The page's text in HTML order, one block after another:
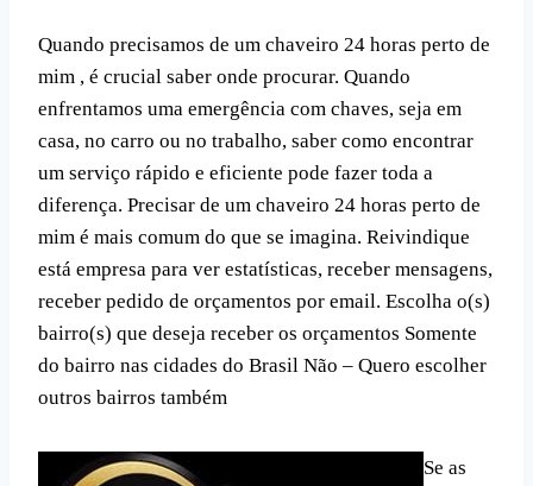
Quando precisamos de um chaveiro 24 horas perto de
mim , é crucial saber onde procurar. Quando
enfrentamos uma emergência com chaves, seja em
casa, no carro ou no trabalho, saber como encontrar
um serviço rápido e eficiente pode fazer toda a
diferença. Precisar de um chaveiro 24 horas perto de
mim é mais comum do que se imagina. Reivindique
está empresa para ver estatísticas, receber mensagens,
receber pedido de orçamentos por email. Escolha o(s)
bairro(s) que deseja receber os orçamentos Somente
do bairro nas cidades do Brasil Não – Quero escolher
outros bairros também
Se as